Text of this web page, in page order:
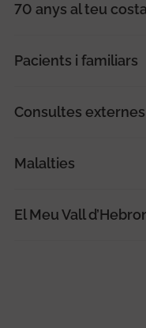
70 anys al teu
Pacients i familiars
Consultes externes
Malalties
El Meu Vall